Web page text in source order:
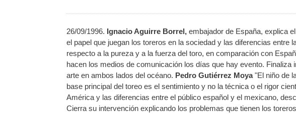
26/09/1996. Ignacio Aguirre Borrel, embajador de España, explica
el papel que juegan los toreros en la sociedad y las diferencias entre
respecto a la pureza y a la fuerza del toro, en comparación con
hacen los medios de comunicación los días que hay evento.
arte en ambos lados del océano. Pedro Gutiérrez Moya"El niño de
base principal del toreo es el sentimiento y no la técnica o el rigor
América y las diferencias entre el público español y el mexicano,
Cierra su intervención explicando los problemas que tienen los